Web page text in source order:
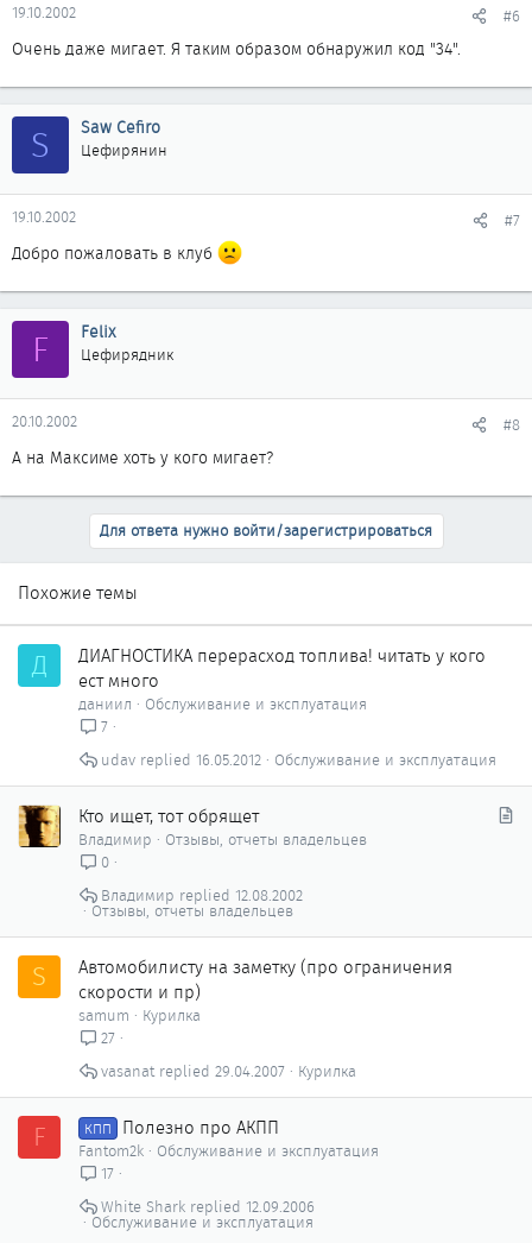
19.10.2002 #6
Очень даже мигает. Я таким образом обнаружил код "34".
S Saw Cefiro
Цефирянин
19.10.2002 #7
Добро пожаловать в клуб
F Felix
Цефирядник
20.10.2002 #8
А на Максиме хоть у кого мигает?
Для ответа нужно войти/зарегистрироваться
Похожие темы
Д
ДИАГНОСТИКА перерасход топлива! читать у кого
ест много
даниил
Обслуживание и эксплуатация
7
Обслуживание и эксплуатация
16.05.2012
udav
Кто ищет, тот обрящет
Владимир
Отзывы, отчеты владельцев
0
Отзывы, отчеты владельцев
12.08.2002
Владимир
S
Автомобилисту на заметку (про ограничения
скорости и пр)
samum
Курилка
27
Курилка
29.04.2007
vasanat
F КПП Полезно про АКПП
Fantom2k
Обслуживание и эксплуатация
17
Обслуживание и эксплуатация
12.09.2006
White Shark